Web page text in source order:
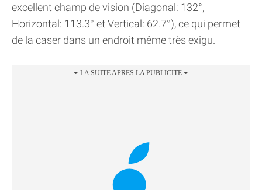
excellent champ de vision (Diagonal: 132°,
Horizontal: 113.3° et Vertical: 62.7°), ce qui permet
de la caser dans un endroit même très exigu.